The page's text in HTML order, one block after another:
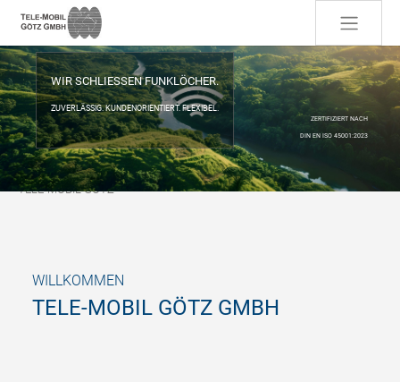
Skip to main content
WIR SCHLIESSEN FUNKLÖCHER.
ZUVERLÄSSIG. KUNDENORIENTIERT. FLEXIBEL.
ZERTIFIZIERT NACH
DIN EN ISO 45001:2023
You are here:
TELE-MOBIL GÖTZ
WILLKOMMEN
TELE-MOBIL GÖTZ GMBH